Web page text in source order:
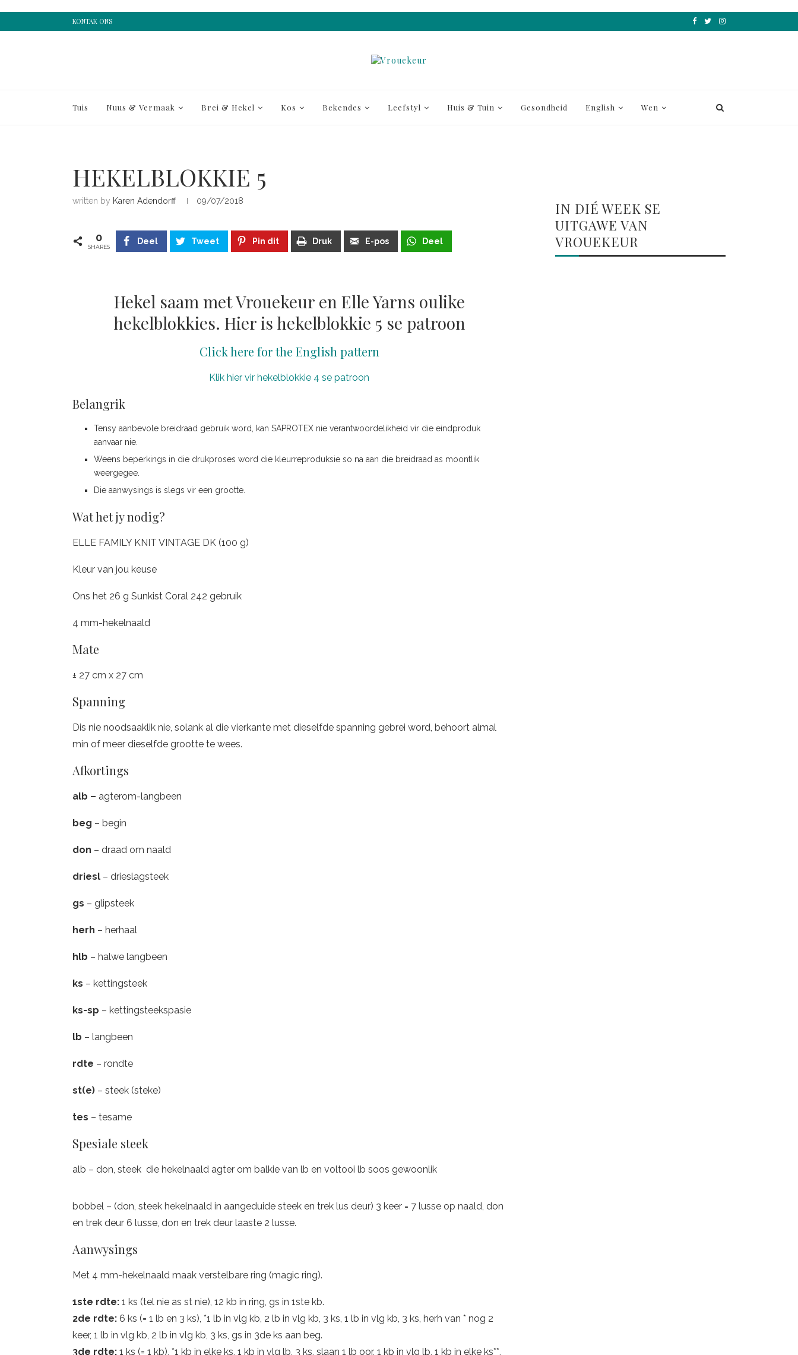
KONTAK ONS
Tuis Nuus & Vermaak Brei & Hekel Kos Bekendes Leefstyl Huis & Tuin Gesondheid English Wen
HEKELBLOKKIE 5
written by Karen Adendorff 09/07/2018
0
SHARES
Deel Tweet Pin dit Druk E-pos Deel
Hekel saam met Vrouekeur en Elle Yarns oulike
hekelblokkies. Hier is hekelblokkie 5 se patroon
Click here for the English pattern
Klik hier vir hekelblokkie 4 se patroon
Belangrik
Tensy aanbevole breidraad gebruik word, kan SAPROTEX nie verantwoordelikheid vir die eindproduk
aanvaar nie.
Weens beperkings in die drukproses word die kleurreproduksie so na aan die breidraad as moontlik
weergegee.
Die aanwysings is slegs vir een grootte.
Wat het jy nodig?
ELLE FAMILY KNIT VINTAGE DK (100 g)
Kleur van jou keuse
Ons het 26 g Sunkist Coral 242 gebruik
4 mm-hekelnaald
Mate
± 27 cm x 27 cm
Spanning
Dis nie noodsaaklik nie, solank al die vierkante met dieselfde spanning gebrei word, behoort almal
min of meer dieselfde grootte te wees.
Afkortings
alb – agterom-langbeen
beg – begin
don – draad om naald
driesl – drieslagsteek
gs – glipsteek
herh – herhaal
hlb – halwe langbeen
ks – kettingsteek
ks-sp – kettingsteekspasie
lb – langbeen
rdte – rondte
st(e) – steek (steke)
tes – tesame
Spesiale steek
alb – don, steek die hekelnaald agter om balkie van lb en voltooi lb soos gewoonlik
bobbel – (don, steek hekelnaald in aangeduide steek en trek lus deur) 3 keer = 7 lusse op naald, don
en trek deur 6 lusse, don en trek deur laaste 2 lusse.
Aanwysings
Met 4 mm-hekelnaald maak verstelbare ring (magic ring).
1ste rdte: 1 ks (tel nie as st nie), 12 kb in ring, gs in 1ste kb.
2de rdte: 6 ks (= 1 lb en 3 ks), *1 lb in vlg kb, 2 lb in vlg kb, 3 ks, 1 lb in vlg kb, 3 ks, herh van * nog 2
keer, 1 lb in vlg kb, 2 lb in vlg kb, 3 ks, gs in 3de ks aan beg.
3de rdte: 1 ks (= 1 kb), *1 kb in elke ks, 1 kb in vlg lb, 3 ks, slaan 1 lb oor, 1 kb in vlg lb, 1 kb in elke ks**,
IN DIÉ WEEK SE
UITGAWE VAN
VROUEKEUR